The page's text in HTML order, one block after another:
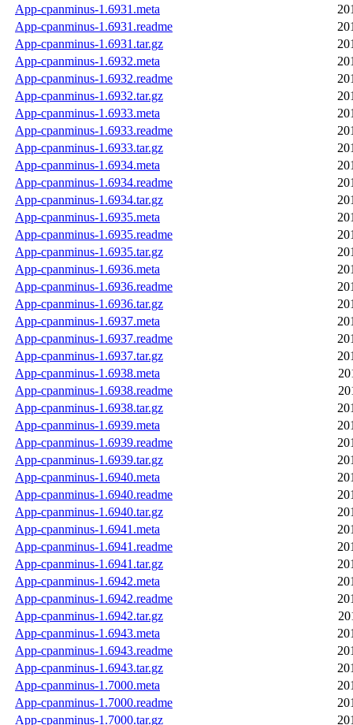
App-cpanminus-1.6931.meta
App-cpanminus-1.6931.readme
App-cpanminus-1.6931.tar.gz
App-cpanminus-1.6932.meta
App-cpanminus-1.6932.readme
App-cpanminus-1.6932.tar.gz
App-cpanminus-1.6933.meta
App-cpanminus-1.6933.readme
App-cpanminus-1.6933.tar.gz
App-cpanminus-1.6934.meta
App-cpanminus-1.6934.readme
App-cpanminus-1.6934.tar.gz
App-cpanminus-1.6935.meta
App-cpanminus-1.6935.readme
App-cpanminus-1.6935.tar.gz
App-cpanminus-1.6936.meta
App-cpanminus-1.6936.readme
App-cpanminus-1.6936.tar.gz
App-cpanminus-1.6937.meta
App-cpanminus-1.6937.readme
App-cpanminus-1.6937.tar.gz
App-cpanminus-1.6938.meta
App-cpanminus-1.6938.readme
App-cpanminus-1.6938.tar.gz
App-cpanminus-1.6939.meta
App-cpanminus-1.6939.readme
App-cpanminus-1.6939.tar.gz
App-cpanminus-1.6940.meta
App-cpanminus-1.6940.readme
App-cpanminus-1.6940.tar.gz
App-cpanminus-1.6941.meta
App-cpanminus-1.6941.readme
App-cpanminus-1.6941.tar.gz
App-cpanminus-1.6942.meta
App-cpanminus-1.6942.readme
App-cpanminus-1.6942.tar.gz
App-cpanminus-1.6943.meta
App-cpanminus-1.6943.readme
App-cpanminus-1.6943.tar.gz
App-cpanminus-1.7000.meta
App-cpanminus-1.7000.readme
App-cpanminus-1.7000.tar.gz